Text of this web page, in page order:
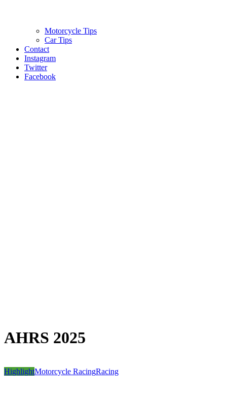
Motorcycle Tips
Car Tips
Contact
Instagram
Twitter
Facebook
AHRS 2025
HighlightMotorcycle RacingRacing